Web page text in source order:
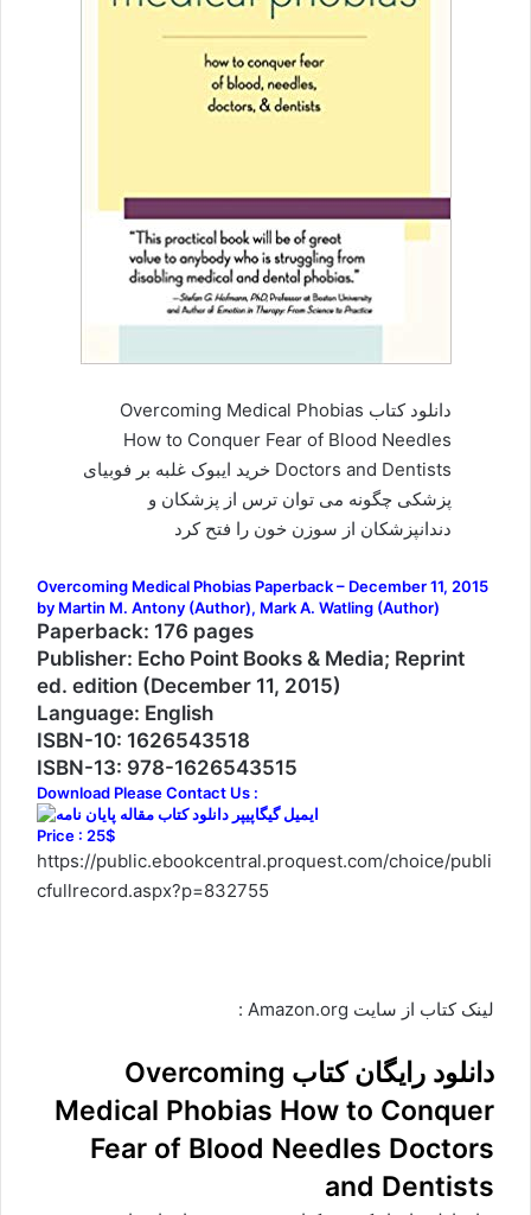
دانلود کتاب Overcoming Medical Phobias
How to Conquer Fear of Blood Needles
Doctors and Dentists خرید ایبوک غلبه بر فوبیای
پزشکی چگونه می توان ترس از پزشکان و
دندانپزشکان از سوزن خون را فتح کرد
Overcoming Medical Phobias Paperback – December 11, 2015
by Martin M. Antony (Author), Mark A. Watling (Author)
Paperback: 176 pages
Publisher: Echo Point Books & Media; Reprint
ed. edition (December 11, 2015)
Language: English
ISBN-10: 1626543518
ISBN-13: 978-1626543515
Download Please Contact Us :
Price : 25$
https://public.ebookcentral.proquest.com/choice/publi
cfullrecord.aspx?p=832755
لینک کتاب از سایت Amazon.org :
دانلود رایگان کتاب Overcoming
Medical Phobias How to Conquer
Fear of Blood Needles Doctors
and Dentists